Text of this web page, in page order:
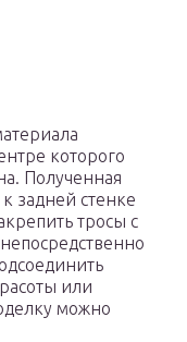
которого
Полученная
задней стенке
тросы с
или
можно